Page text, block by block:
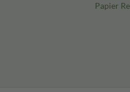
Papier